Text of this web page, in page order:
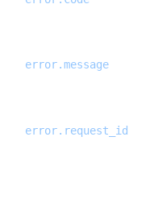
error.message
error.request_id